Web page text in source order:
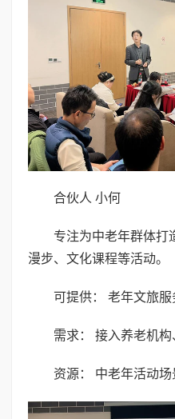
合伙人 小何
专注为中老年群体打
漫步、文化课程等活动。
可提供： 老年文旅服
需求： 接入养老机构
资源： 中老年活动场